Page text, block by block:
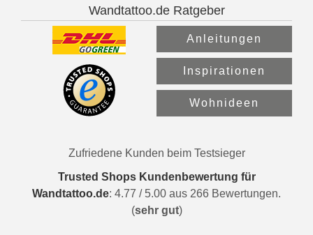
Wandtattoo.de Ratgeber
Anleitungen
Inspirationen
Wohnideen
Zufriedene Kunden beim Testsieger
Trusted Shops Kundenbewertung für
Wandtattoo.de: 4.77 / 5.00 aus 266 Bewertungen.
(sehr gut)